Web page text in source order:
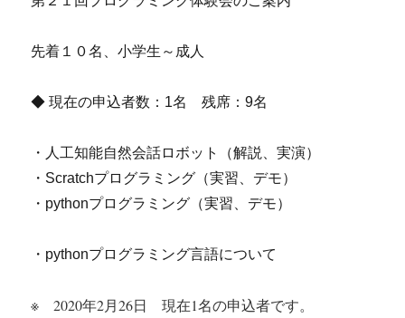
先着１０名、小学生～成人
◆ 現在の申込者数：1名 残席：9名
・人工知能自然会話ロボット（解説、実演）
・Scratchプログラミング（実習、デモ）
・pythonプログラミング（実習、デモ）
・pythonプログラミング言語について
※ 2020年2月26日 現在1名の申込者です。